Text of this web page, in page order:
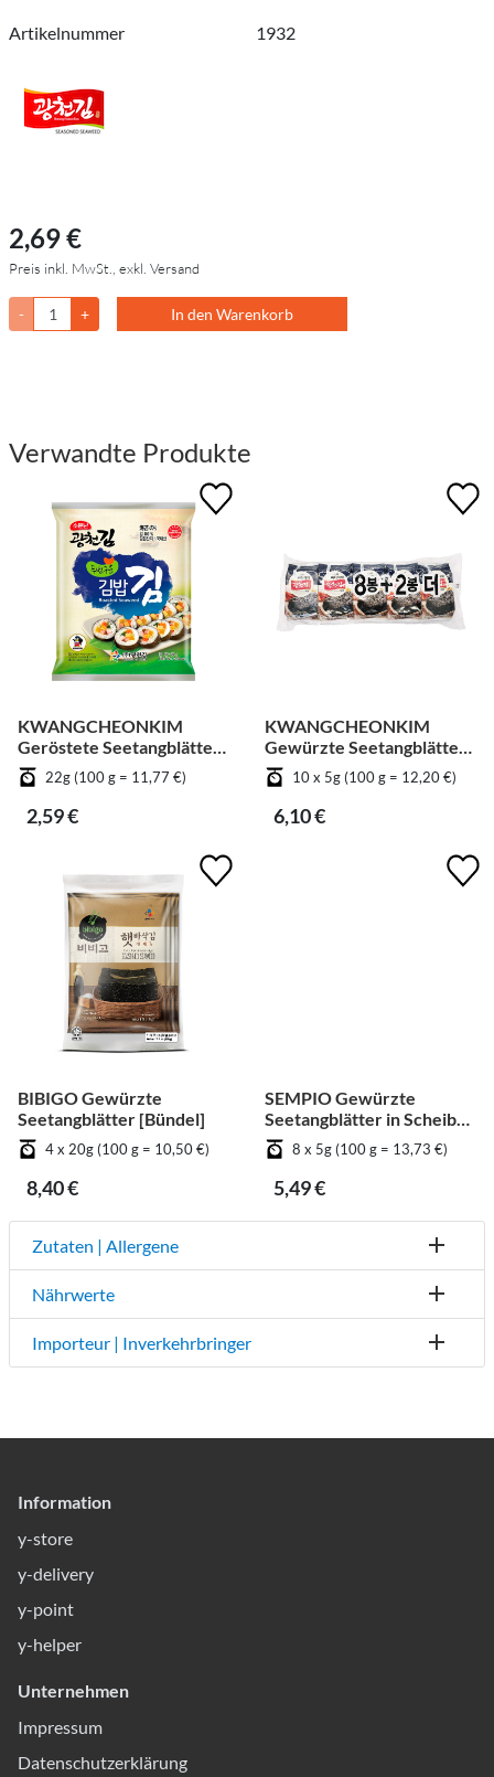
Artikelnummer 1932
2,69 €
Preis inkl. MwSt., exkl. Versand
- + In den Warenkorb
Verwandte Produkte
KWANGCHEONKIM
Geröstete Seetangblätter
für Kimbab
22g (100 g = 11,77 €)
2,59 €
KWANGCHEONKIM
Gewürzte Seetangblätter
in Scheiben geschnitten -
Gemüse [Bündel]
10 x 5g (100 g = 12,20 €)
6,10 €
BIBIGO Gewürzte
Seetangblätter [Bündel]
4 x 20g (100 g = 10,50 €)
8,40 €
SEMPIO Gewürzte
Seetangblätter in Scheiben
geschnitten [Bündel]
8 x 5g (100 g = 13,73 €)
5,49 €
Zutaten | Allergene
Nährwerte
Importeur | Inverkehrbringer
Information
y-store
y-delivery
y-point
y-helper
Unternehmen
Impressum
Datenschutzerklärung